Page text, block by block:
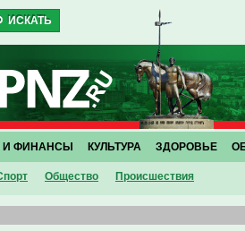
Общество Проиcшествия
И ФИНАНСЫ КУЛЬТУРА ЗДОРОВЬЕ